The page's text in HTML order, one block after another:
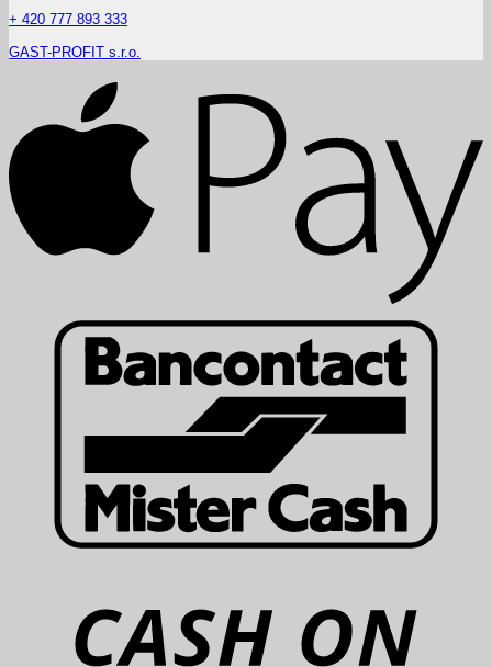
+ 420 777 893 333
GAST-PROFIT s.r.o.